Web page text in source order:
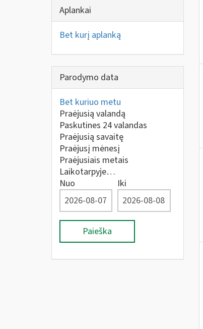
Aplankai
Bet kurį aplanką
Parodymo data
Bet kuriuo metu
Praėjusią valandą
Paskutines 24 valandas
Praėjusią savaitę
Praėjusį mėnesį
Praėjusiais metais
Laikotarpyje…
Nuo
Iki
Paieška